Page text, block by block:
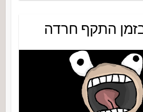
התקף חרדה